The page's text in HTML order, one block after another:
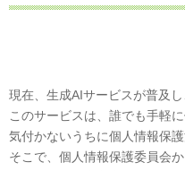
現在、生成AIサービスが普及
このサービスは、誰でも手軽
気付かないうちに個人情報保
そこで、個人情報保護委員会か